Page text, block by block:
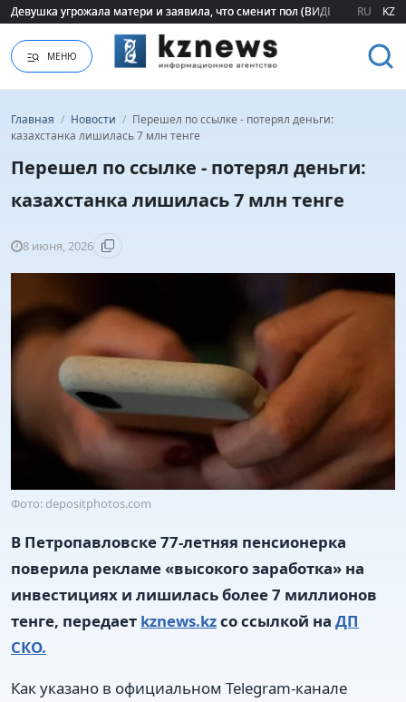
Девушка угрожала матери и заявила, что сменит пол (ВИДЕО)
Девушка угрожала матери и заявила, что сменит пол (ВИДЕО) RU KZ
МЕНЮ
Главная / Новости / Перешел по ссылке - потерял деньги:
казахстанка лишилась 7 млн тенге
Перешел по ссылке - потерял деньги:
казахстанка лишилась 7 млн тенге
8 июня, 2026
Фото: depositphotos.com
В Петропавловске 77-летняя пенсионерка
поверила рекламе «высокого заработка» на
инвестициях и лишилась более 7 миллионов
тенге, передает kznews.kzсо ссылкой на ДП
СКО.
Как указано в официальном Telegram-канале